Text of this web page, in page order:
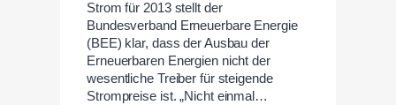
Strom für 2013 stellt der
Bundesverband Erneuerbare Energie
(BEE) klar, dass der Ausbau der
Erneuerbaren Energien nicht der
wesentliche Treiber für steigende
Strompreise ist. „Nicht einmal…